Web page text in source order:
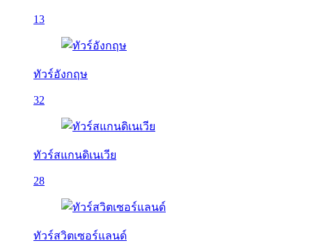
13
ทัวร์อังกฤษ
32
ทัวร์สแกนดิเนเวีย
28
ทัวร์สวิตเซอร์แลนด์